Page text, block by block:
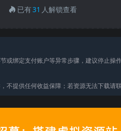
已有31 人解锁查看
或绑定支付账户等异常步骤，建议停止操
不提供任何收益保障；若资源无法下载请